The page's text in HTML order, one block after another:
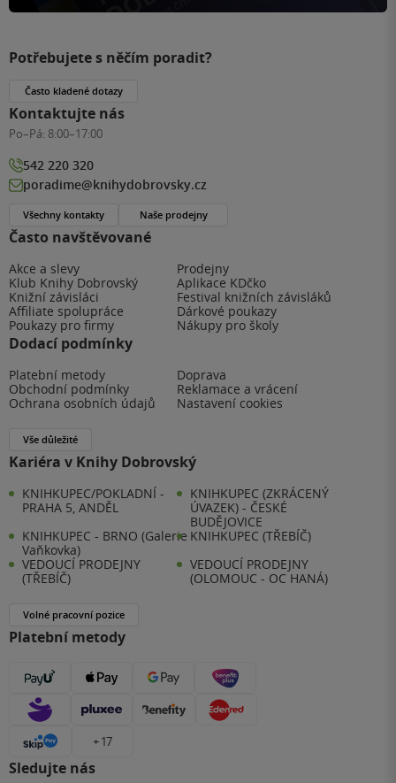
Často navštěvované
Akce a slevy
Prodejny
Klub Knihy Dobrovský
Aplikace KDčko
Knižní závisláci
Festival knižních závisláků
Affiliate spolupráce
Dárkové poukazy
Poukazy pro firmy
Nákupy pro školy
Dodací podmínky
Platební metody
Doprava
Obchodní podmínky
Reklamace a vrácení
Ochrana osobních údajů
Nastavení cookies
Vše důležité
Kariéra v Knihy Dobrovský
KNIHKUPEC/POKLADNÍ -
PRAHA 5, ANDĚL
KNIHKUPEC (ZKRÁCENÝ
ÚVAZEK) - ČESKÉ
BUDĚJOVICE
KNIHKUPEC - BRNO (Galerie
Vaňkovka)
KNIHKUPEC (TŘEBÍČ)
VEDOUCÍ PRODEJNY
(TŘEBÍČ)
VEDOUCÍ PRODEJNY
(OLOMOUC - OC HANÁ)
Volné pracovní pozice
Platební metody
+ 17
Sledujte nás
Potřebujete s něčím poradit?
Často kladené dotazy
Kontaktujte nás
Po–Pá: 8:00–17:00
542 220 320
poradime@knihydobrovsky.cz
Všechny kontakty Naše prodejny